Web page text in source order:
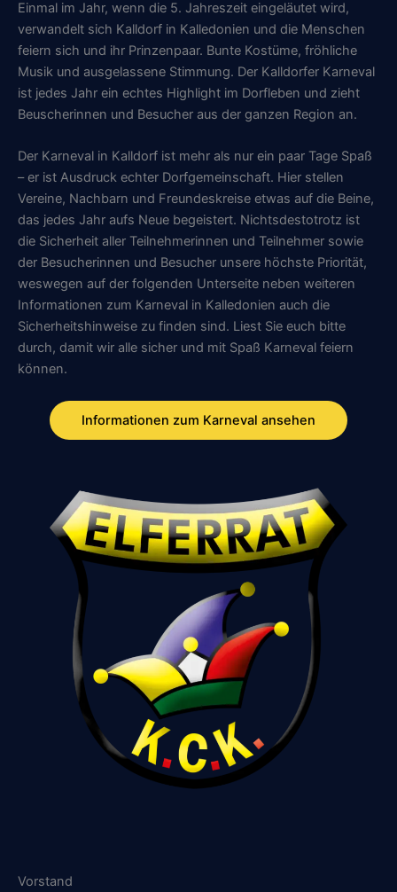
Einmal im Jahr, wenn die 5. Jahreszeit eingeläutet wird,
verwandelt sich Kalldorf in Kalledonien und die Menschen
feiern sich und ihr Prinzenpaar. Bunte Kostüme, fröhliche
Musik und ausgelassene Stimmung. Der Kalldorfer Karneval
ist jedes Jahr ein echtes Highlight im Dorfleben und zieht
Beuscherinnen und Besucher aus der ganzen Region an.
Der Karneval in Kalldorf ist mehr als nur ein paar Tage Spaß
– er ist Ausdruck echter Dorfgemeinschaft. Hier stellen
Vereine, Nachbarn und Freundeskreise etwas auf die Beine,
das jedes Jahr aufs Neue begeistert. Nichtsdestotrotz ist
die Sicherheit aller Teilnehmerinnen und Teilnehmer sowie
der Besucherinnen und Besucher unsere höchste Priorität,
weswegen auf der folgenden Unterseite neben weiteren
Informationen zum Karneval in Kalledonien auch die
Sicherheitshinweise zu finden sind. Liest Sie euch bitte
durch, damit wir alle sicher und mit Spaß Karneval feiern
können.
Informationen zum Karneval ansehen
Vorstand